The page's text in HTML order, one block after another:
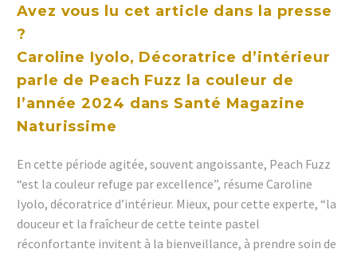
Avez vous lu cet article dans la presse
?
Caroline Iyolo, Décoratrice d’intérieur
parle de Peach Fuzz la couleur de
l’année 2024 dans Santé Magazine
Naturissime
En cette période agitée, souvent angoissante, Peach Fuzz
“est la couleur refuge par excellence”, résume Caroline
Iyolo, décoratrice d’intérieur. Mieux, pour cette experte, “la
douceur et la fraîcheur de cette teinte pastel
réconfortante invitent à la bienveillance, à prendre soin de